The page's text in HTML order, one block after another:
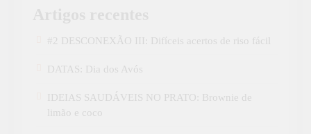
#2 DESCONEXÃO III: Difíceis acertos de riso fácil
DATAS: Dia dos Avós
IDEIAS SAUDÁVEIS NO PRATO: Brownie de
limão e coco